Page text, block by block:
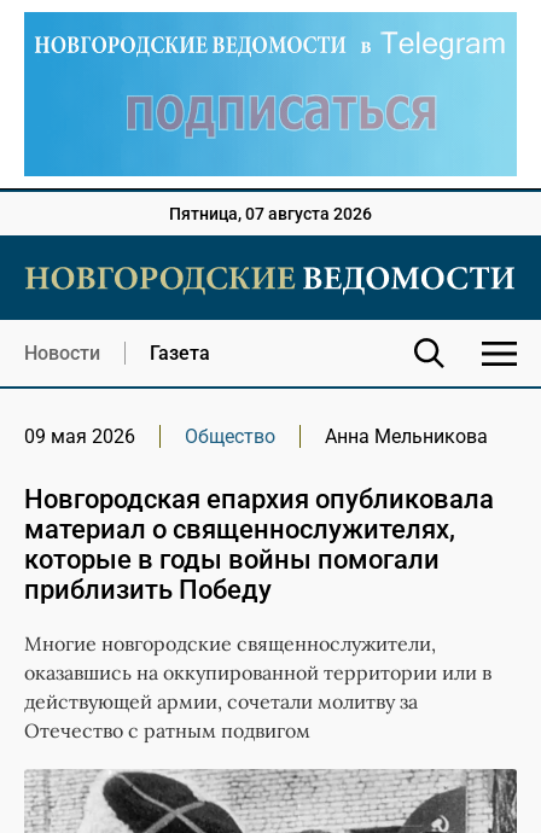
Пятница, 07 августа 2026
Новости Газета
09 мая 2026 Общество Анна Мельникова
Новгородская епархия опубликовала
материал о священнослужителях,
которые в годы войны помогали
приблизить Победу
Многие новгородские священнослужители,
оказавшись на оккупированной территории или в
действующей армии, сочетали молитву за
Отечество с ратным подвигом